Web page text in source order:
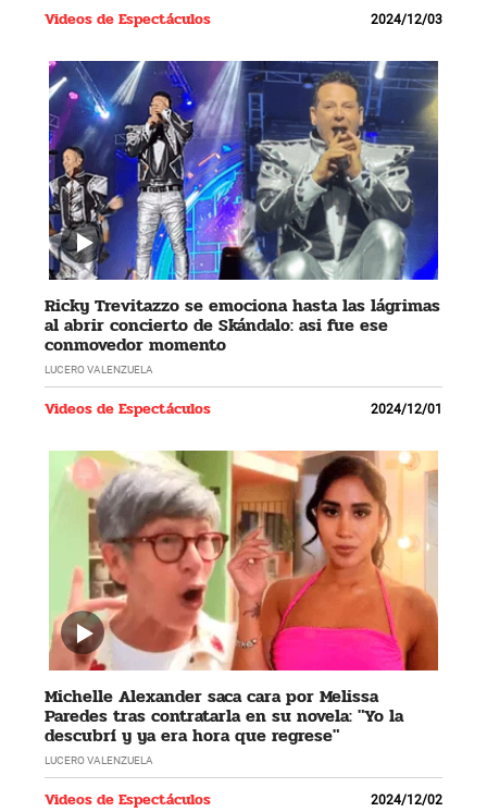
Videos de Espectáculos 2024/12/03
Ricky Trevitazzo se emociona hasta las lágrimas
al abrir concierto de Skándalo: asi fue ese
conmovedor momento
LUCERO VALENZUELA
Videos de Espectáculos 2024/12/01
Michelle Alexander saca cara por Melissa
Paredes tras contratarla en su novela: "Yo la
descubrí y ya era hora que regrese"
LUCERO VALENZUELA
Videos de Espectáculos 2024/12/02